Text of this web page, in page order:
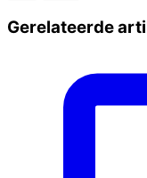
Gerelateerde